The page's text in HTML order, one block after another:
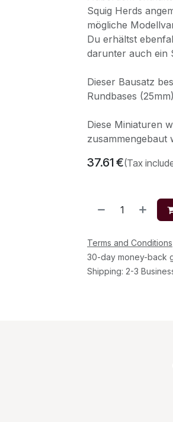
Squig Herds
mögliche
Du erhältst
darunter auch ein
Dieser Bausatz
Rundbases
Diese Miniaturen
zusammengebaut
37.61€(Tax
Terms and Conditions
30-day money-back
Shipping: 2-3